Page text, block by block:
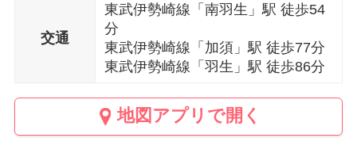
交通
東武伊勢崎線「南羽生」駅 徒歩54
分
東武伊勢崎線「加須」駅 徒歩77分
東武伊勢崎線「羽生」駅 徒歩86分
地図アプリで開く